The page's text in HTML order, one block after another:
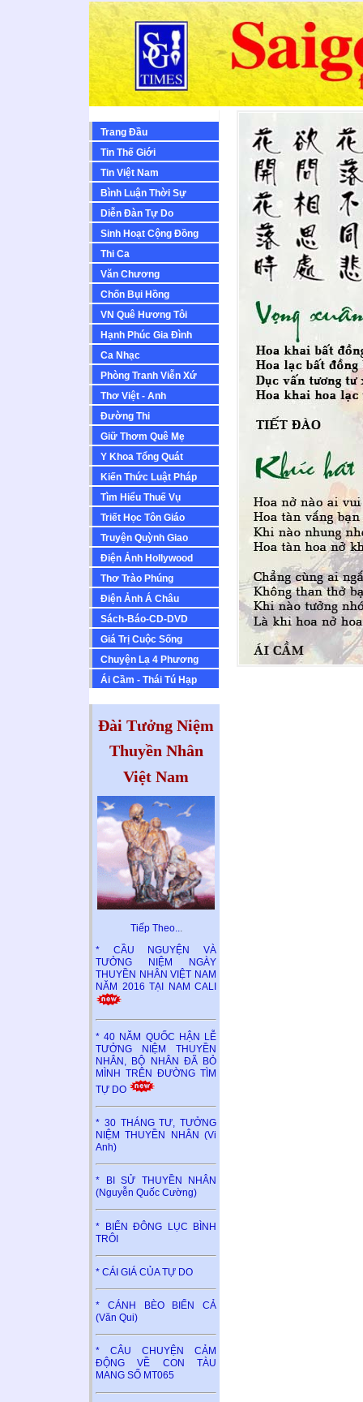
Trang Đầu
Tin Thế Giới
Tin Việt Nam
Bình Luận Thời Sự
Diễn Ðàn Tự Do
Sinh Hoạt Cộng Ðồng
Thi Ca
Văn Chương
Chốn Bụi Hồng
VN Quê Hương Tôi
Hạnh Phúc Gia Đình
Ca Nhạc
Phòng Tranh Viễn Xứ
Thơ Việt - Anh
Ðường Thi
Giữ Thơm Quê Mẹ
Y Khoa Tổng Quát
Kiến Thức Luật Pháp
Tìm Hiểu Thuế Vụ
Triết Học Tôn Giáo
Truyện Quỳnh Giao
Ðiện Ảnh Hollywood
Thơ Trào Phúng
Ðiện Ảnh Á Châu
Sách-Báo-CD-DVD
Giá Trị Cuộc Sống
Chuyện Lạ 4 Phương
Ái Cầm - Thái Tú Hạp
Đài Tưởng Niệm
Thuyền Nhân
Việt Nam
Tiếp Theo...
* CẦU NGUYỆN VÀ
TƯỞNG NIỆM NGÀY
THUYỀN NHÂN VIỆT NAM
NĂM 2016 TẠI NAM CALI
* 40 NĂM QUỐC HẬN LỄ
TƯỞNG NIỆM THUYỀN
NHÂN, BỘ NHÂN ĐÃ BỎ
MÌNH TRÊN ĐƯỜNG TÌM
TỰ DO
* 30 THÁNG TƯ, TƯỞNG
NIỆM THUYỀN NHÂN (Vi
Anh)
* BI SỬ THUYỀN NHÂN
(Nguyễn Quốc Cường)
* BIỂN ĐÔNG LỤC BÌNH
TRÔI
* CÁI GIÁ CỦA TỰ DO
* CÁNH BÈO BIỂN CẢ
(Văn Qui)
* CÂU CHUYỆN CẢM
ĐỘNG VỀ CON TÀU
MANG SỐ MT065